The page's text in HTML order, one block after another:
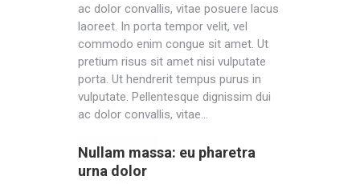
ac dolor convallis, vitae posuere lacus
laoreet. In porta tempor velit, vel
commodo enim congue sit amet. Ut
pretium risus sit amet nisi vulputate
porta. Ut hendrerit tempus purus in
vulputate. Pellentesque dignissim dui
ac dolor convallis, vitae…
Read post
Nullam massa: eu pharetra
urna dolor